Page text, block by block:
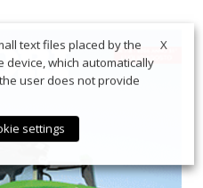
X
text files placed by the
device, which automatically
user does not provide
settings